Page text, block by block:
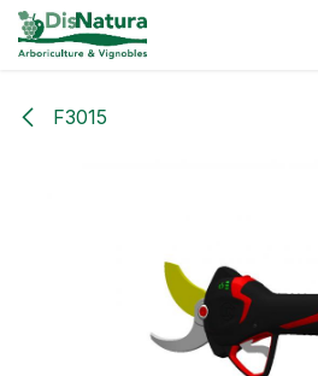
Se rendre au contenu
F3015